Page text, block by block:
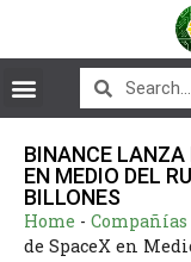
BINANCE LANZA
EN MEDIO DEL
BILLONES
Home - Compañías
de SpaceX en